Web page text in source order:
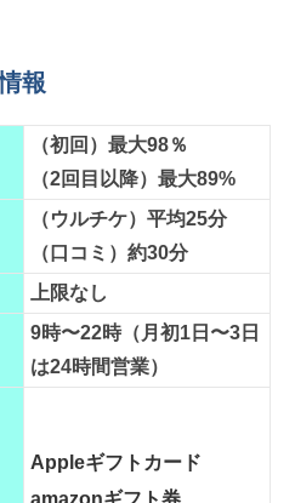
報
（初回）最大98％
（2回目以降）最大89%
（ウルチケ）平均25分
（口コミ）約30分
上限なし
9時〜22時（月初1日〜3日
は24時間営業）
Appleギフトカード
amazonギフト券